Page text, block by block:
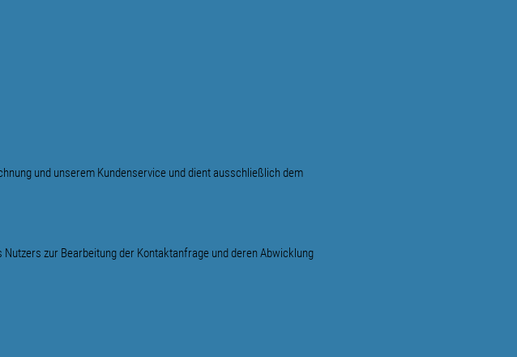
und unserem Kundenservice und dient ausschließlich dem
zur Bearbeitung der Kontaktanfrage und deren Abwicklung